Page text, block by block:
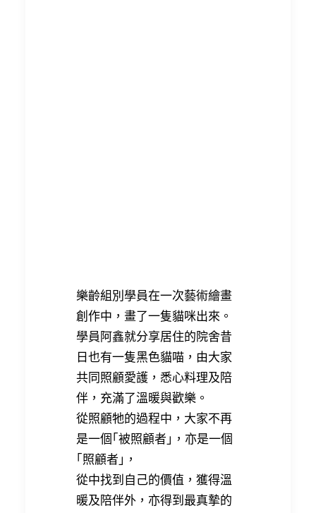
樂齡組別學員在一次藝術繪畫
創作中，畫了一隻貓咪出來。
學員阿鑫就分享居住的院舍昔
日也有一隻黑色貓喵，由大家
共同照顧愛護，悉心料理及陪
伴，充滿了溫暖與歡樂。
從照顧牠的過程中，大家不再
是一個｢被照顧者｣，亦是一個
｢照顧者｣，
從中找到自己的價值，獲得溫
暖及陪伴外，亦得到最真摯的